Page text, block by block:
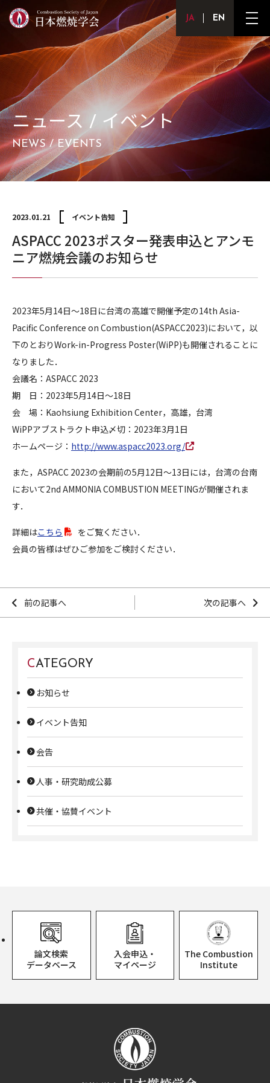
JapaneseEnglishメ
ュ
ー
ボ
ニュース / イベント
NEWS / EVENTS
2023.01.21 イベント告知
ASPACC 2023ポスター発表申込とアンモ
ニア燃焼会議のお知らせ
2023年5月14日～18日に台湾の高雄で開催予定の14th Asia-
Pacific Conference on Combustion(ASPACC2023)において，以
下のとおりWork-in-Progress Poster(WiPP)も開催されることに
なりました．
会議名：ASPACC 2023
期 日：2023年5月14日～18日
会 場：Kaohsiung Exhibition Center，高雄，台湾
WiPPアブストラクト申込〆切：2023年3月1日
ホームページ： http://www.aspacc2023.org/
また，ASPACC 2023の会期前の5月12日～13日には，台湾の台南
において2nd AMMONIA COMBUSTION MEETINGが開催されま
す．
詳細はこちら
をご覧ください．
会員の皆様はぜひご参加をご検討ください．
前の記事へ 次の記事へ
CATEGORY
お知らせ
イベント告知
会告
人事・研究助成公募
共催・協賛イベント
論文検索
データベース
入会申込・
マイページ
The Combustion
Institute